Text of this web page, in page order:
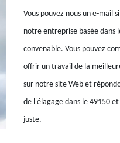
Vous pouvez nous un e-mail
notre entreprise basée
convenable. Vous pouvez
offrir un travail de la
sur notre site Web et
de l'élagage dans le 49150
juste.